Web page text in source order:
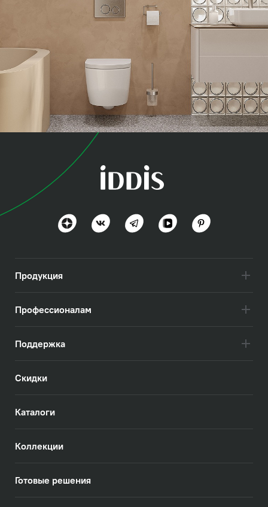
коллекция
Эйгер (Aiger)
Продукция
Профессионалам
Поддержка
Скидки
Каталоги
Коллекции
Готовые решения